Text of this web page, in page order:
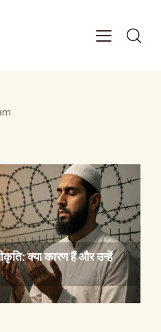
क्या कारण हैं और उन्हें